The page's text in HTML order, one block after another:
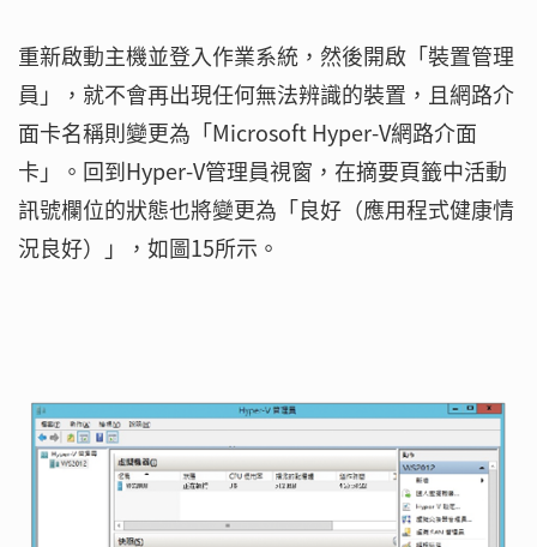
重新啟動主機並登入作業系統，然後開啟「裝置管理
員」，就不會再出現任何無法辨識的裝置，且網路介
面卡名稱則變更為「Microsoft Hyper-V網路介面
卡」。回到Hyper-V管理員視窗，在摘要頁籤中活動
訊號欄位的狀態也將變更為「良好（應用程式健康情
況良好）」，如圖15所示。